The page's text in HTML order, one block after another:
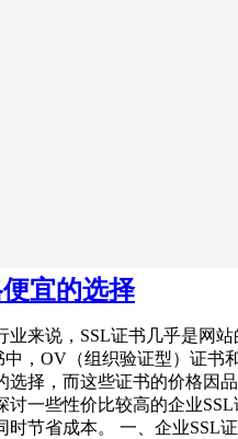
宜的选择
业来说，SSL证书几乎是网
，OV（组织验证型）证书
选择，而这些证书的价格因
讨一些性价比较高的企业
时节省成本。 一、企业SSL